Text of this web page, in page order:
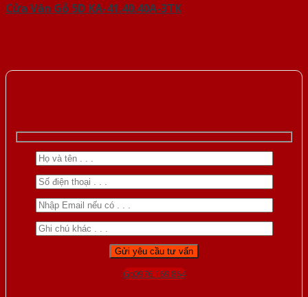
Cửa Vân Gỗ 5D KA-41.40.40A-3TK
Gọi 0976.169.864